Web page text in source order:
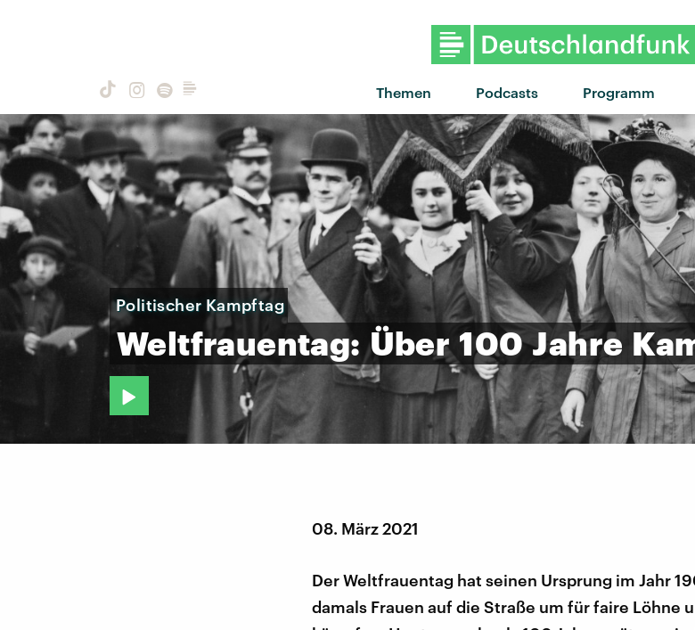
Themen Podcasts Programm
Politischer Kampftag
Weltfrauentag: Über 100 Jahre
08. März 2021
Der Weltfrauentag hat seinen Ursprung im Jahr
damals Frauen auf die Straße um für faire Löhne